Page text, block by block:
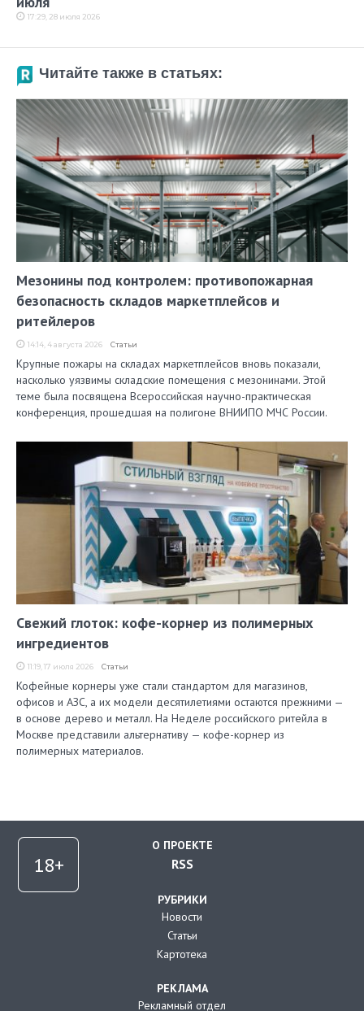
17:29, 28 июля 2026
Читайте также в статьях:
Мезонины под контролем: противопожарная
безопасность складов маркетплейсов и
ритейлеров
14:14, 4 августа 2026 Статьи
Крупные пожары на складах маркетплейсов вновь показали,
насколько уязвимы складские помещения с мезонинами. Этой
теме была посвящена Всероссийская научно-практическая
конференция, прошедшая на полигоне ВНИИПО МЧС России.
Свежий глоток: кофе-корнер из полимерных
ингредиентов
11:19, 17 июля 2026 Статьи
Кофейные корнеры уже стали стандартом для магазинов,
офисов и АЗС, а их модели десятилетиями остаются прежними —
в основе дерево и металл. На Неделе российского ритейла в
Москве представили альтернативу — кофе-корнер из
полимерных материалов.
О ПРОЕКТЕ
RSS
РУБРИКИ
Новости
Статьи
Картотека
РЕКЛАМА
Рекламный отдел